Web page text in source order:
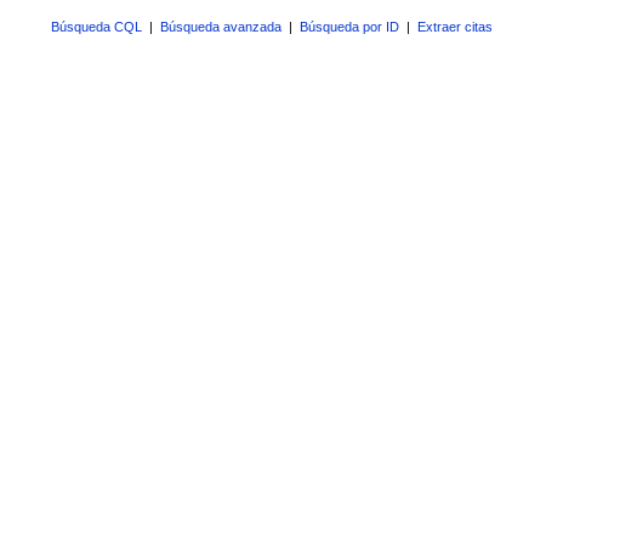
Búsqueda CQL Búsqueda avanzada Búsqueda por ID Extraer citas